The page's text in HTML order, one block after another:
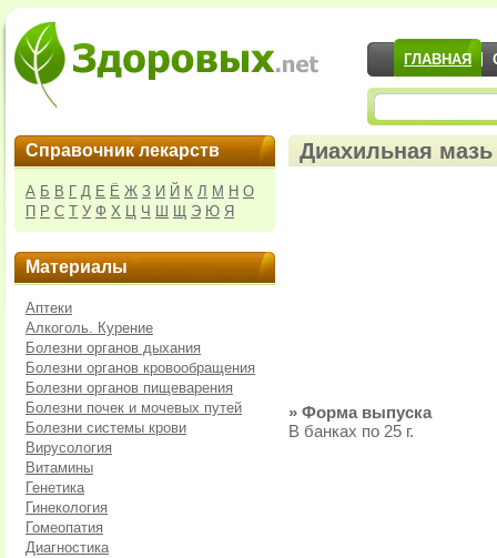
ГЛАВНАЯ
Справочник лекарств
А Б В Г Д Е Ё Ж З И Й К Л М Н О
П Р С Т У Ф Х Ц Ч Ш Щ Э Ю Я
Материалы
Аптеки
Алкоголь. Курение
Болезни органов дыхания
Болезни органов кровообращения
Болезни органов пищеварения
Болезни почек и мочевых путей
Болезни системы крови
Вирусология
Витамины
Генетика
Гинекология
Гомеопатия
Диагностика
Диахильная
» Форма выпуска
В банках по 25 г.